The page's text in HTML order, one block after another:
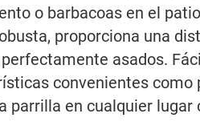
o barbacoas en el
proporciona una
asados.
convenientes como
parrilla en cualquier